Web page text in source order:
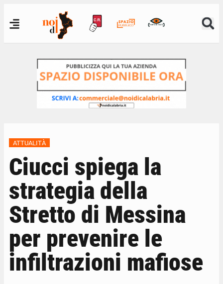
ATTUALITÀ
Ciucci spiega la
strategia della
Stretto di Messina
per prevenire le
infiltrazioni mafiose